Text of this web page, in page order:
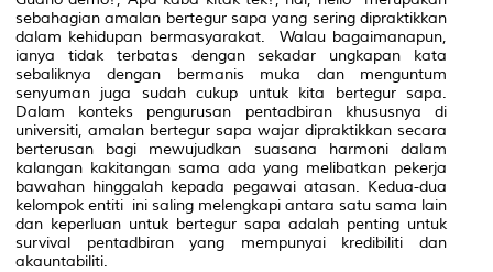
sebahagian amalan bertegur sapa yang sering dipraktikkan
dalam kehidupan bermasyarakat. Walau bagaimanapun,
ianya tidak terbatas dengan sekadar ungkapan kata
sebaliknya dengan bermanis muka dan menguntum
senyuman juga sudah cukup untuk kita bertegur sapa.
Dalam konteks pengurusan pentadbiran khususnya di
universiti, amalan bertegur sapa wajar dipraktikkan secara
berterusan bagi mewujudkan suasana harmoni dalam
kalangan kakitangan sama ada yang melibatkan pekerja
bawahan hinggalah kepada pegawai atasan. Kedua-dua
kelompok entiti ini saling melengkapi antara satu sama lain
dan keperluan untuk bertegur sapa adalah penting untuk
survival pentadbiran yang mempunyai kredibiliti dan
akauntabiliti.